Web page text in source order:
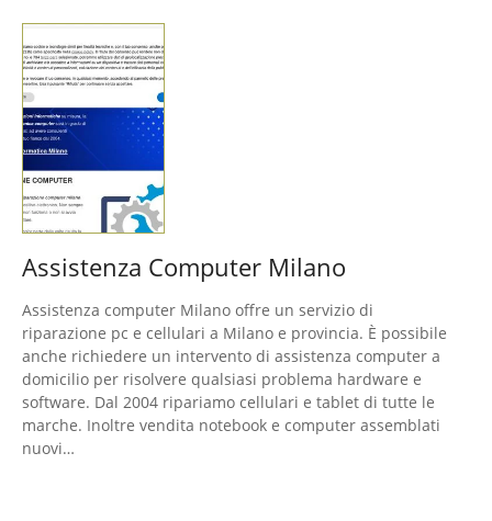
Assistenza Computer Milano
Assistenza computer Milano offre un servizio di
riparazione pc e cellulari a Milano e provincia. È possibile
anche richiedere un intervento di assistenza computer a
domicilio per risolvere qualsiasi problema hardware e
software. Dal 2004 ripariamo cellulari e tablet di tutte le
marche. Inoltre vendita notebook e computer assemblati
nuovi…